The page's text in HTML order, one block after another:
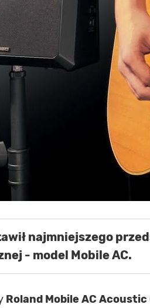
najmniejszego
- model Mobile AC.
Roland Mobile AC